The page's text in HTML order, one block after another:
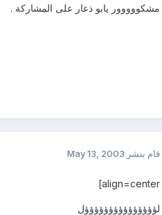
مشكووووور يابو ذعار على المشاركة .
قام بنشر May 13, 2003
align=center]
لؤؤؤؤؤؤؤؤؤؤؤؤؤؤؤل